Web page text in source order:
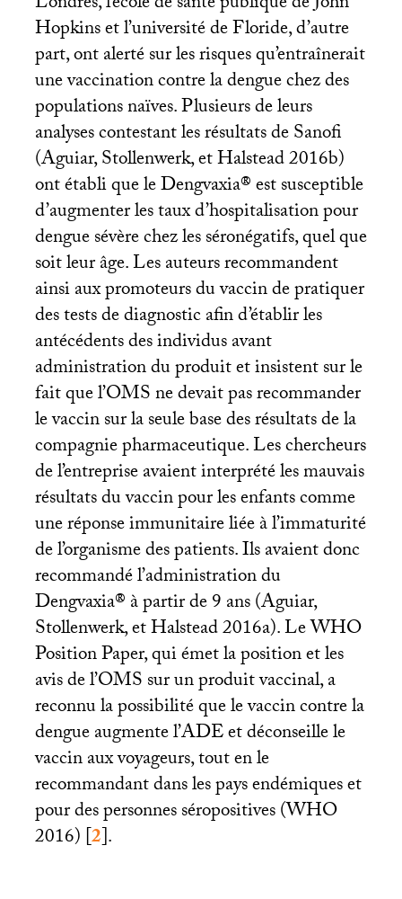
Hopkins et l’université de Floride, d’autre
part, ont alerté sur les risques qu’entraînerait
une vaccination contre la dengue chez des
populations naïves. Plusieurs de leurs
analyses contestant les résultats de Sanofi
(Aguiar, Stollenwerk, et Halstead 2016b)
ont établi que le Dengvaxia® est susceptible
d’augmenter les taux d’hospitalisation pour
dengue sévère chez les séronégatifs, quel que
soit leur âge. Les auteurs recommandent
ainsi aux promoteurs du vaccin de pratiquer
des tests de diagnostic afin d’établir les
antécédents des individus avant
administration du produit et insistent sur le
fait que l’OMSne devait pas recommander
le vaccin sur la seule base des résultats de la
compagnie pharmaceutique. Les chercheurs
de l’entreprise avaient interprété les mauvais
résultats du vaccin pour les enfants comme
une réponse immunitaire liée à l’immaturité
de l’organisme des patients. Ils avaient donc
recommandé l’administration du
Dengvaxia® à partir de 9 ans (Aguiar,
Stollenwerk, et Halstead 2016a). LeWHO
Position Paper, qui émet la position et les
avis de l’OMSsur un produit vaccinal, a
reconnu la possibilité que le vaccin contre la
dengue augmente l’ADEet déconseille le
vaccin aux voyageurs, tout en le
recommandant dans les pays endémiques et
pour des personnes séropositives (WHO
2016)[2].